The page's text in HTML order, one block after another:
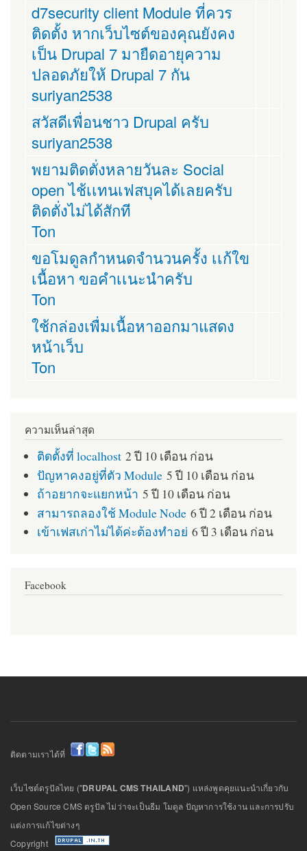
d7security client Module ที่ควร
ติดตั้ง หากเว็บไซต์ของคุณยังคง
เป็น Drupal 7 มายืดอายุความ
ปลอดภัยให้ Drupal 7 กัน
suriyan2538
สวัสดีเพื่อนชาว Drupal ครับ
suriyan2538
พยามติดตั่งหลายวันละ Social
open ไช้เเทนเฟสบุคได้เลยครับ
ติดตั่งไม่ได้สักที
Ton
ขอโมดูลกำหนดจำนวนครั้ง เเก้ใข
เนื้อหา ขอคำเเนะนำครับ
Ton
ใช้กล่องเพื่มเนื้อหาออกมาแสดง
หน้าเว็บ
Ton
ความเห็นล่าสุด
ติดตั้งที่ localhost 2 ปี 10 เดือน ก่อน
ปัญหาคงอยู่ที่ตัว Module 5 ปี 10 เดือน ก่อน
ถ้าอยากจะแยกหน้า 5 ปี 10 เดือน ก่อน
สามารถลองใช้ Module Node 6 ปี 2 เดือน ก่อน
เข้าเฟสเก่าไม่ได้ค่ะต้องทำอย่ 6 ปี 3 เดือน ก่อน
Facebook
ติดตามเราได้ที่
เว็บไซต์ดรูปัลไทย ("DRUPAL CMS THAILAND") แหล่งพูดคุยแนะนำเกี่ยวกับ
Open Source CMS ดรูปัล ไม่ว่าจะเป็นธีม โมดูล ปัญหาการใช้งาน และการปรับ
แต่งการแก้ไขต่างๆ
Copyright